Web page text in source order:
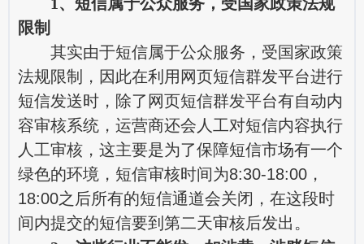
限制
其实由于短信属于公众服务，受国家政策
法规限制，因此在利用网页短信群发平台进行
短信发送时，除了网页短信群发平台有自动内
容审核系统，运营商还会人工对短信内容执行
人工审核，这主要是为了保障短信市场有一个
绿色的环境，短信审核时间为8:30-18:00，
18:00之后所有的短信通道会关闭，在这段时
间内提交的短信要到第二天审核后发出。